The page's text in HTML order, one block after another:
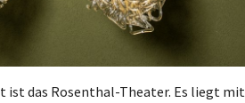
das Rosenthal-Theater. Es liegt